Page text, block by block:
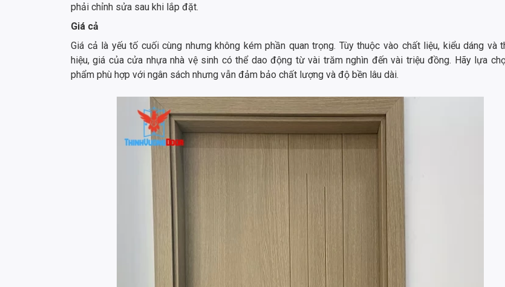
phải chỉnh sửa sau khi lắp đặt.
Giá cả
Giá cả là yếu tố cuối cùng nhưng không kém phần quan trọng. Tùy thuộc vào chất liệu, kiểu dáng và
hiệu, giá của cửa nhựa nhà vệ sinh có thể dao động từ vài trăm nghìn đến vài triệu đồng. Hãy lựa
phẩm phù hợp với ngân sách nhưng vẫn đảm bảo chất lượng và độ bền lâu dài.